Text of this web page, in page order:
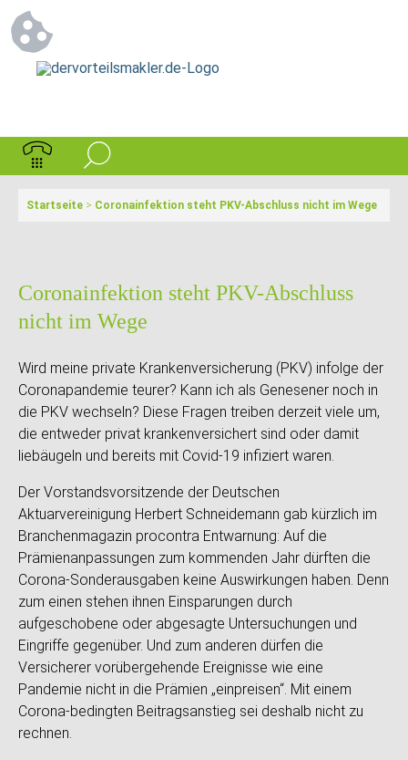
Startseite > Coronainfektion steht PKV-Abschluss nicht im Wege
Coronainfektion steht PKV-Abschluss
nicht im Wege
Wird meine private Krankenversicherung (PKV) infolge der
Coronapandemie teurer? Kann ich als Genesener noch in
die PKV wechseln? Diese Fragen treiben derzeit viele um,
die entweder privat krankenversichert sind oder damit
liebäugeln und bereits mit Covid-19 infiziert waren.
Der Vorstandsvorsitzende der Deutschen
Aktuarvereinigung Herbert Schneidemann gab kürzlich im
Branchenmagazin procontra Entwarnung: Auf die
Prämienanpassungen zum kommenden Jahr dürften die
Corona-Sonderausgaben keine Auswirkungen haben. Denn
zum einen stehen ihnen Einsparungen durch
aufgeschobene oder abgesagte Untersuchungen und
Eingriffe gegenüber. Und zum anderen dürfen die
Versicherer vorübergehende Ereignisse wie eine
Pandemie nicht in die Prämien „einpreisen“. Mit einem
Corona-bedingten Beitragsanstieg sei deshalb nicht zu
rechnen.